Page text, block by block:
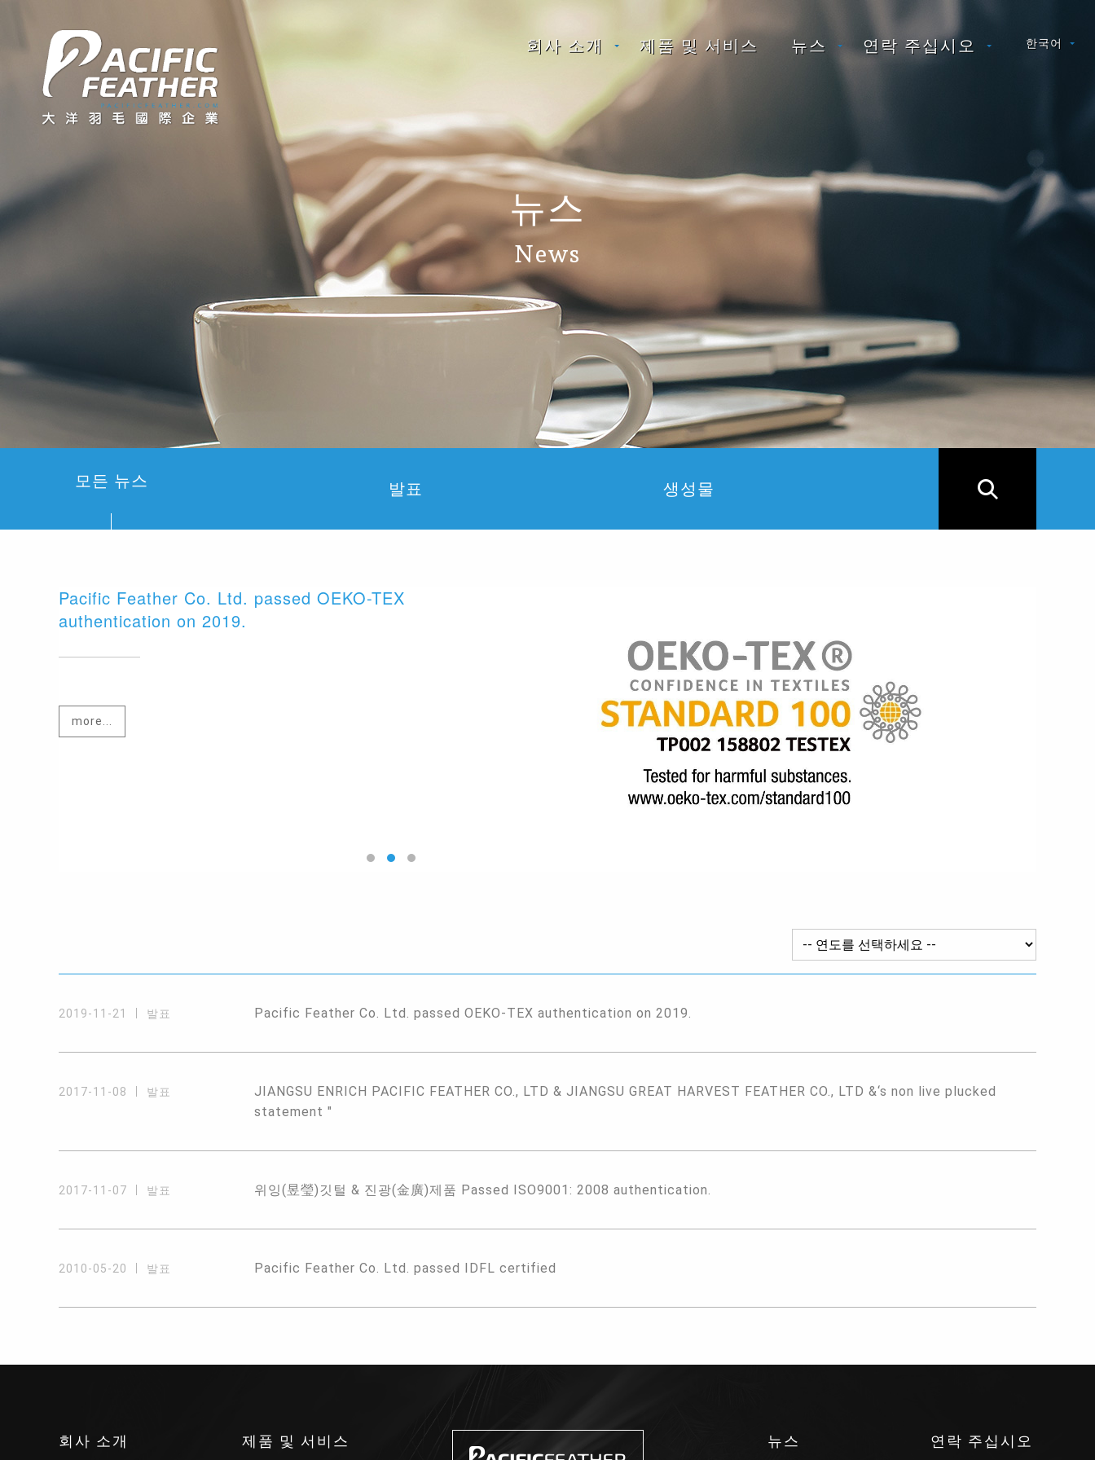
회사 소개 제품 및 서비스 뉴스 연락 주십시오 한국어
뉴스
News
모든 뉴스 발표 생성물
Pacific Feather Co. Ltd. passed OEKO-TEX
authentication on 2019.
more...
2019-11-21 발표 Pacific Feather Co. Ltd. passed OEKO-TEX authentication on 2019.
2017-11-08 발표
JIANGSU ENRICH PACIFIC FEATHER CO., LTD & JIANGSU GREAT HARVEST FEATHER CO., LTD &‘s non live plucked
statement "
2017-11-07 발표 위잉(昱瑩)깃털 & 진광(金廣)제품 Passed ISO9001: 2008 authentication.
2010-05-20 발표 Pacific Feather Co. Ltd. passed IDFL certified
회사 소개 제품 및 서비스 뉴스 연락 주십시오